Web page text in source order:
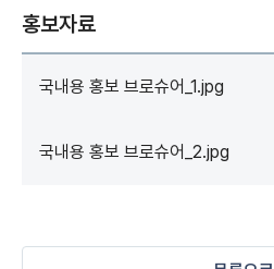
홍보자료
국내용 홍보 브로슈어_1.jpg
국내용 홍보 브로슈어_2.jpg